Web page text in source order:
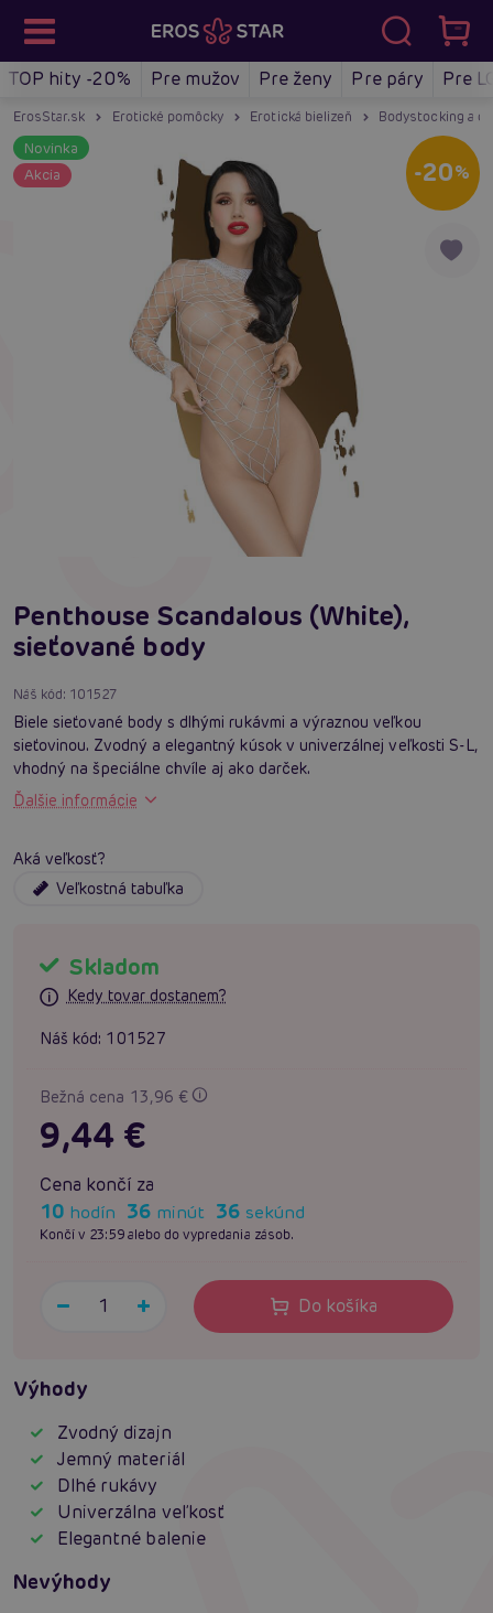
TOP hity -20% Pre mužov Pre ženy Pre páry Pre
ErosStar.sk Erotické pomôcky Erotická bielizeň Bodystocking a
Novinka
Akcia
-20%
Penthouse Scandalous (White),
sieťované body
Náš kód: 101527
Biele sieťované body s dlhými rukávmi a výraznou veľkou
sieťovinou. Zvodný a elegantný kúsok v univerzálnej veľkosti S-L,
vhodný na špeciálne chvíle aj ako darček.
Ďalšie informácie
Aká veľkosť?
Veľkostná tabuľka
Skladom
Kedy tovar dostanem?
Náš kód: 101527
Bežná cena 13,96 €
9,44 €
Cena končí za
10 hodín 36 minút 35 sekúnd
Končí v 23:59 alebo do vypredania zásob.
Do košíka
Výhody
Zvodný dizajn
Jemný materiál
Dlhé rukávy
Univerzálna veľkosť
Elegantné balenie
Nevýhody